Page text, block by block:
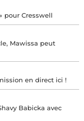
pour Cresswell
Mawissa peut
en direct ici !
Babicka avec